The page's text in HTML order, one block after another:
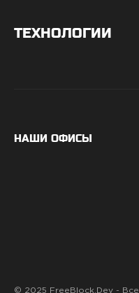
ТЕХНОЛОГИИ
НАШИ ОФИСЫ
© 2025 FreeBlock.Dev - Все